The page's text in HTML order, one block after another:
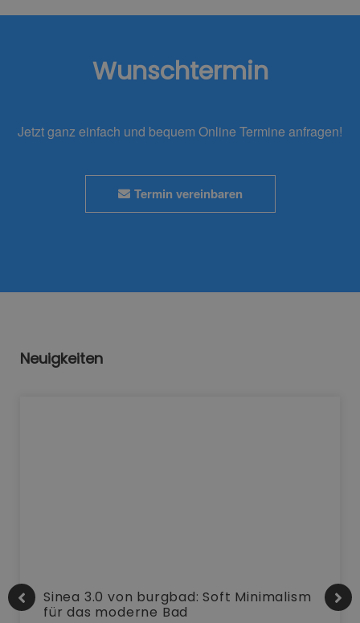
Wunschtermin
Jetzt ganz einfach und bequem Online Termine anfragen!
Termin vereinbaren
Neuigkeiten
Sinea 3.0 von burgbad: Soft Minimalism
für das moderne Bad